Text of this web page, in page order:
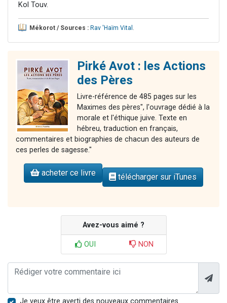
Kol Touv.
Mékorot / Sources : Rav 'Haïm Vital .
Pirké Avot : les Actions
des Pères
Livre-référence de 485 pages sur les
Maximes des pères", l'ouvrage dédié à la
morale et l'éthique juive. Texte en
hébreu, traduction en français,
commentaires et biographies de chacun des auteurs de
ces perles de sagesse."
acheter ce livre télécharger sur iTunes
Avez-vous aimé ?
OUI NON